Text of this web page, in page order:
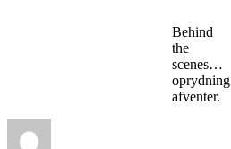
Behind
the
scenes…
oprydning
afventer.